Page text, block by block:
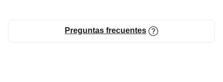
Preguntas frecuentes